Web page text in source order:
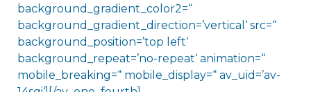
background_gradient_color2=“
background_gradient_direction=’vertical‘ src=“
background_position=’top left‘
background_repeat=’no-repeat‘ animation=“
mobile_breaking=“ mobile_display=“ av_uid=’av-